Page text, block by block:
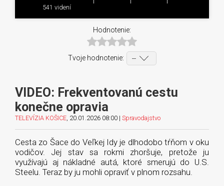
541videní
Hodnotenie:
Tvoje hodnotenie:
VIDEO: Frekventovanú cestu
konečne opravia
TELEVÍZIA KOŠICE , 20.01.2026 08:00 | Spravodajstvo
Cesta zo Šace do Veľkej Idy je dlhodobo tŕňom v oku
vodičov. Jej stav sa rokmi zhoršuje, pretože ju
využívajú aj nákladné autá, ktoré smerujú do U.S.
Steelu. Teraz by ju mohli opraviť v plnom rozsahu.